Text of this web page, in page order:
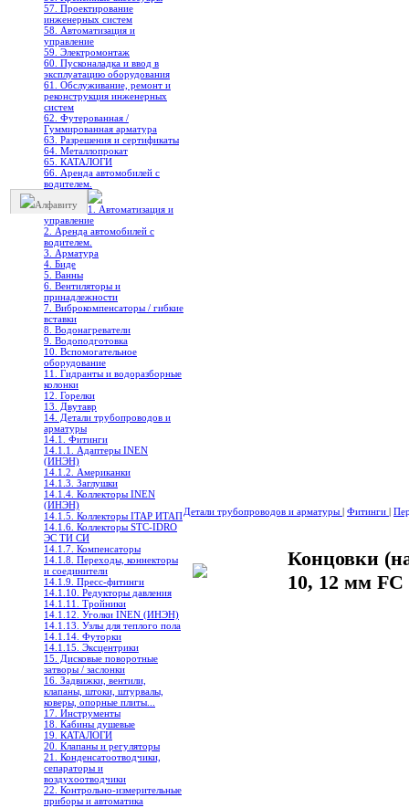
57. Проектирование
инженерных систем
58. Автоматизация и
управление
59. Электромонтаж
60. Пусконаладка и ввод в
эксплуатацию оборудования
61. Обслуживание, ремонт и
реконструкция инженерных
систем
62. Футерованная /
Гуммированная арматура
63. Разрешения и сертификаты
64. Металлопрокат
65. КАТАЛОГИ
66. Аренда автомобилей с
водителем.
Алфавиту
1. Автоматизация и
управление
2. Аренда автомобилей с
водителем.
3. Арматура
4. Биде
5. Ванны
6. Вентиляторы и
принадлежности
7. Виброкомпенсаторы / гибкие
вставки
8. Водонагреватели
9. Водоподготовка
10. Вспомогательное
оборудование
11. Гидранты и водоразборные
колонки
12. Горелки
13. Двутавр
14. Детали трубопроводов и
арматуры
14.1. Фитинги
14.1.1. Адаптеры INEN
(ИНЭН)
14.1.2. Американки
14.1.3. Заглушки
14.1.4. Коллекторы INEN
(ИНЭН)
14.1.5. Коллекторы ITAP ИТАП
14.1.6. Коллекторы STC-IDRO
ЭС ТИ СИ
14.1.7. Компенсаторы
14.1.8. Переходы, коннекторы
и соединители
14.1.9. Пресс-фитинги
14.1.10. Редукторы давления
14.1.11. Тройники
14.1.12. Уголки INEN (ИНЭН)
14.1.13. Узлы для теплого пола
14.1.14. Футорки
14.1.15. Эксцентрики
15. Дисковые поворотные
затворы / заслонки
16. Задвижки, вентили,
клапаны, штоки, штурвалы,
коверы, опорные плиты...
17. Инструменты
18. Кабины душевые
19. КАТАЛОГИ
20. Клапаны и регуляторы
21. Конденсатоотводчики,
сепараторы и
воздухоотводчики
22. Контрольно-измерительные
приборы и автоматика
Детали трубопроводов и арматуры | Фитинги |
Концовки
10, 12 мм